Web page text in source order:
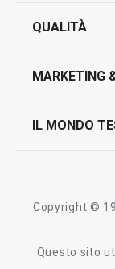
contatti
QUALITÀ
test sui
MARKETING
IL MONDO
Tescoma nel
Copyright ©
Questo sito